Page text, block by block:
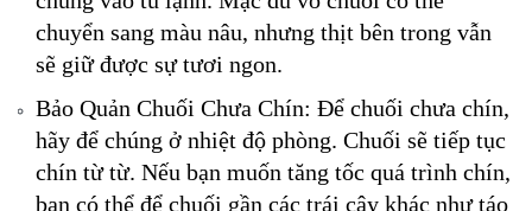
chuyển sang màu nâu, nhưng thịt bên trong vẫn
sẽ giữ được sự tươi ngon.
Bảo Quản Chuối Chưa Chín: Để chuối chưa chín,
hãy để chúng ở nhiệt độ phòng. Chuối sẽ tiếp tục
chín từ từ. Nếu bạn muốn tăng tốc quá trình chín,
bạn có thể để chuối gần các trái cây khác như táo